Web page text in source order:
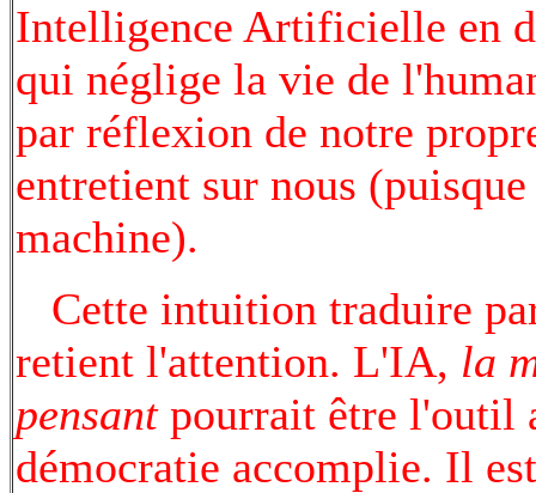
Intelligence Artificielle en
qui néglige la vie de
par réflexion de notre
entretient sur nous
machine).
Cette intuition traduire
retient l'attention. L'IA, la
pensantpourrait être l'outil
démocratie accomplie. Il